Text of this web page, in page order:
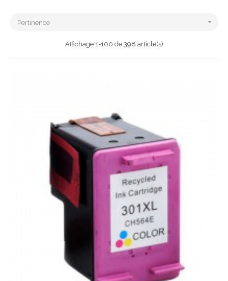
Pertinence 
Affichage 1-100 de 398 article(s)